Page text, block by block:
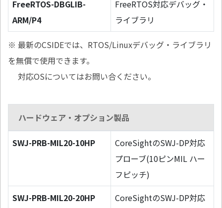
FreeRTOS-DBGLIB-
ARM/P4
FreeRTOS対応デバッグ・
ライブラリ
※ 最新のCSIDEでは、RTOS/Linuxデバッグ・ライブラリ
を無償で使用できます。
対応OSについてはお問い合ください。
ハードウェア・オプション製品
SWJ-PRB-MIL20-10HP
CoreSightのSWJ-DP対応
プローブ(10ピンMIL ハー
フピッチ)
SWJ-PRB-MIL20-20HP
CoreSightのSWJ-DP対応